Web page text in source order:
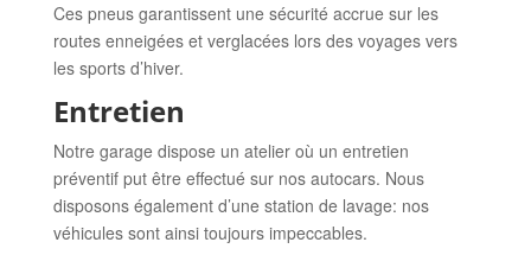
Ces pneus garantissent une sécurité accrue sur les
routes enneigées et verglacées lors des voyages vers
les sports d’hiver.
Entretien
Notre garage dispose un atelier où un entretien
préventif put être effectué sur nos autocars. Nous
disposons également d’une station de lavage: nos
véhicules sont ainsi toujours impeccables.